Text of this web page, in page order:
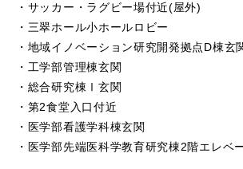
・サッカー・ラグビー場付近(屋外)
・三翠ホール小ホールロビー
・地域イノベーション研究開発拠点D棟玄
・工学部管理棟玄関
・総合研究棟Ⅰ玄関
・第2食堂入口付近
・医学部看護学科棟玄関
・医学部先端医科学教育研究棟2階エレベ